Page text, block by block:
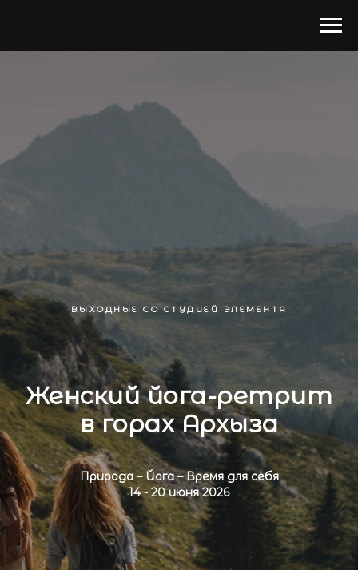
ВЫХОДНЫЕ СО СТУДИЕЙ ЭЛЕМЕНТА
Женский йога-ретрит
в горах Архыза
Природа – Йога – Время для себя
14 - 20 июня 2026